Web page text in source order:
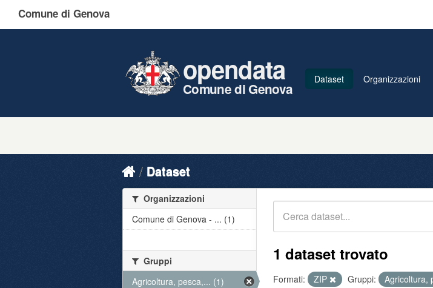
Comune di Genova
opendata
Comune di Genova
Dataset Organizzazioni
Dataset
1 dataset trovato
Formati: ZIP Gruppi: Agricoltura,
Organizzazioni
Comune di Genova - ... (1)
Gruppi
Agricoltura, pesca,... (1)